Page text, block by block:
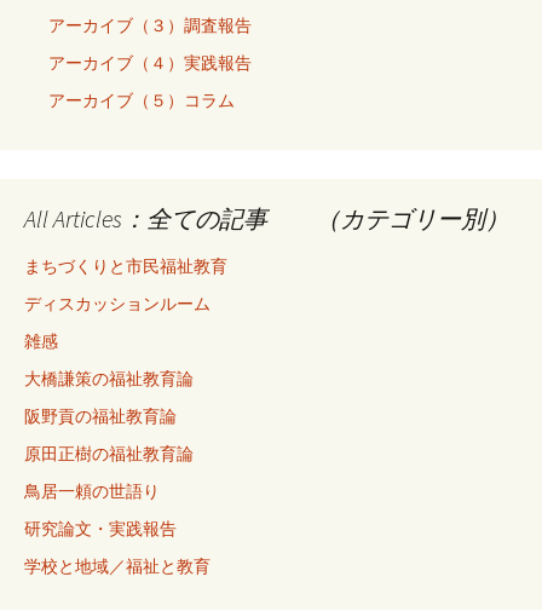
アーカイブ（３）調査報告
アーカイブ（４）実践報告
アーカイブ（５）コラム
All Articles：全ての記事 （カテゴリー別）
まちづくりと市民福祉教育
ディスカッションルーム
雑感
大橋謙策の福祉教育論
阪野貢の福祉教育論
原田正樹の福祉教育論
鳥居一頼の世語り
研究論文・実践報告
学校と地域／福祉と教育